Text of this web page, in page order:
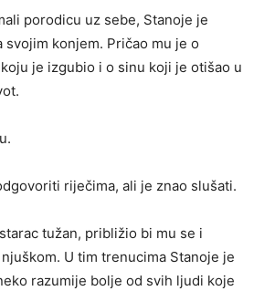
porodicu uz sebe, Stanoje je
svojim konjem. Pričao mu je o
je izgubio i o sinu koji je otišao u
riječima, ali je znao slušati.
tužan, približio bi mu se i
U tim trenucima Stanoje je
razumije bolje od svih ljudi koje